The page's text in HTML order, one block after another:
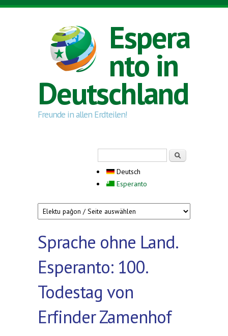
Direkt zum Inhalt
Espera
nto in
Deutschland
Freunde in allen Erdteilen!
Deutsch
Esperanto
Sprache ohne Land.
Esperanto: 100.
Todestag von
Erfinder Zamenhof